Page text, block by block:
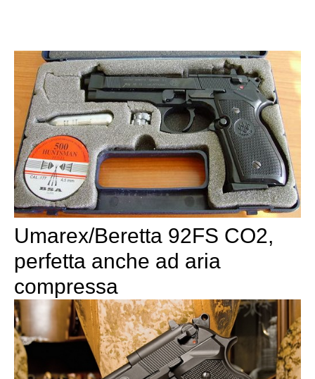
Umarex/Beretta 92FS CO2,
perfetta anche ad aria
compressa